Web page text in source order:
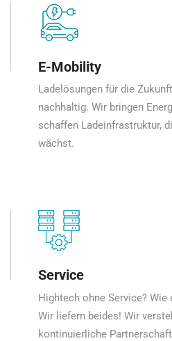
E-Mobility
Ladelösungen für die
nachhaltig. Wir bringen
schaffen Ladeinfrastruktur,
wächst.
Service
Hightech ohne Service?
Wir liefern beides! Wir
kontinuierliche